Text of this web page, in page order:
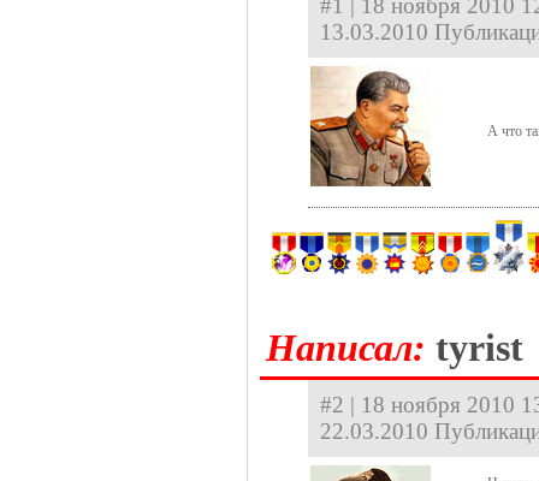
#1 | 18 ноября 2010
13.03.2010
А что
Hаписал: tyrist
#2 | 18 ноября 2010
22.03.2010